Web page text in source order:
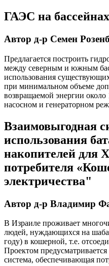
ГАЭС на
Автор д-р Семен
Предлагается построить
между северным и южным
использования
при минимальном объеме
возвращаемой энергии
насосном и генераторном
Взаимовыгодная
использования
накопителей для
потребителя
электричества"
Автор д-р Владимир
В Израиле проживает
людей, нуждающихся на
году) в кошерной, т.е.
Проектом предусматривается
система, обеспечивающая